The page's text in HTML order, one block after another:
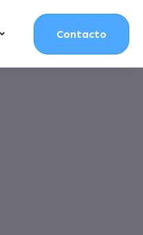
Contacto